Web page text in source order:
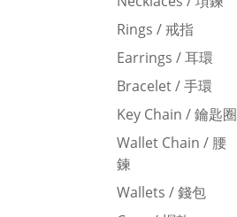
Rings / 戒指
Earrings / 耳環
Bracelet / 手環
Key Chain / 鑰匙圈
Wallet Chain / 腰
鍊
Wallets / 錢包